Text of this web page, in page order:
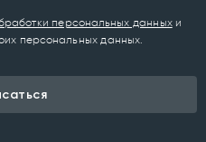
персональных данныхи
персональных данных.